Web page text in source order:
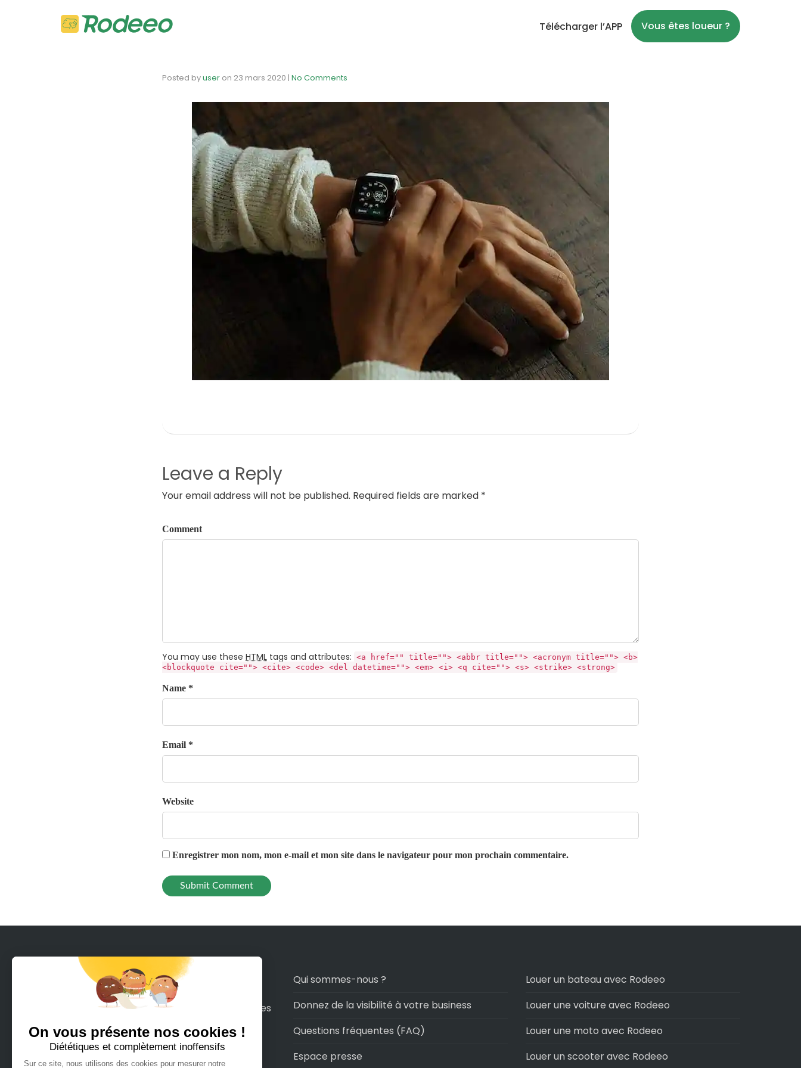
Télécharger l’APP Vous êtes loueur ?
Posted byuser on 23 mars 2020 | No Comments
Leave a Reply
Your email address will not be published. Required fields are marked *
Comment
You may use these HTML tags and attributes: <a href="" title=""> <abbr title=""> <acronym title=""> <b>
<blockquote cite=""> <cite> <code> <del datetime=""> <em> <i> <q cite=""> <s> <strike> <strong>
Name *
Email *
Website
Enregistrer mon nom, mon e-mail et mon site dans le navigateur pour mon prochain commentaire.
Avec Rodeeo, louez en quelques clics tous les
vous pouvez imaginer.
Qui sommes-nous ?
Donnez de la visibilité à votre business
Questions fréquentes (FAQ)
Espace presse
Louer un bateau avec Rodeeo
Louer une voiture avec Rodeeo
Louer une moto avec Rodeeo
Louer un scooter avec Rodeeo